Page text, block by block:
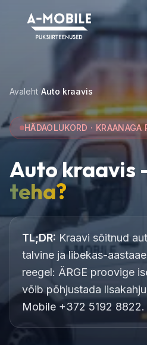
Avaleht Auto kraavis
HÄDAOLUKORD · KRAANAGA
Auto kraavis
teha?
TL;DR: Kraavi sõitnud
talvine ja libekas-
reegel: ÄRGE proovige
võib põhjustada
Mobile +372 5192 8822.